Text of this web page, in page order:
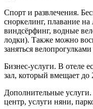
Спорт и развлечения.
сноркелинг, плавание
виндсёрфинг, водные
лодки). Также можно
заняться
Бизнес-услуги. В отеле
зал, который вмещает до
Дополнительные
центр, услуги няни,